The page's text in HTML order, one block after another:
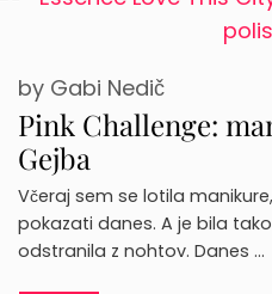
Pink Challenge:
Gejba
by Gabi Nedič
Včeraj sem se lotila
pokazati danes. A je bila
odstranila z nohtov. Danes …